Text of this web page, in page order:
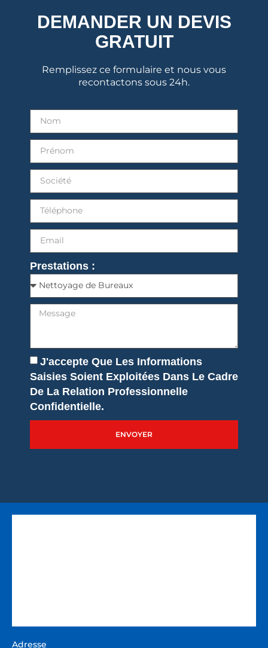
DEMANDER UN DEVIS
GRATUIT
Remplissez ce formulaire et nous vous
recontactons sous 24h.
Prestations :
J'accepte Que Les Informations
Saisies Soient Exploitées Dans Le Cadre
De La Relation Professionnelle
Confidentielle.
ENVOYER
Adresse